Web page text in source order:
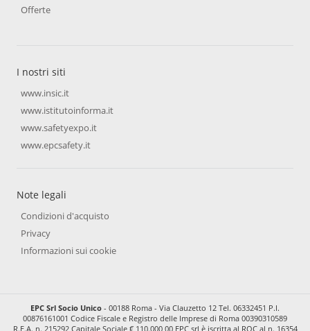
Offerte
I nostri siti
www.insic.it
www.istitutoinforma.it
www.safetyexpo.it
www.epcsafety.it
Note legali
Condizioni d'acquisto
Privacy
Informazioni sui cookie
EPC Srl Socio Unico - 00188 Roma - Via Clauzetto 12 Tel. 06332451 P.I.
00876161001 Codice Fiscale e Registro delle Imprese di Roma 00390310589
R.E.A. n. 215292 Capitale Sociale € 110.000,00 EPC srl è iscritta al ROC al n. 16354